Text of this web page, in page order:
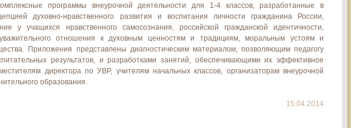
программы внеурочной деятельности для 1-4 классов, разработанные в
духовно-нравственного развития и воспитания личности гражданина России,
у учащихся нравственного самосознания, российской гражданской идентичности,
отношения к духовным ценностям и традициям, моральным устоям и
Приложения представлены диагностическим материалом, позволяющим педагогу
результатов, и разработками занятий, обеспечивающими их эффективное
директора по УВР, учителям начальных классов, организаторам внеурочной
образования.
15.04.2014